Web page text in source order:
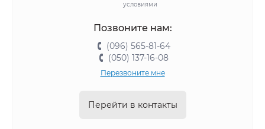
условиями
Позвоните нам:
(096) 565-81-64
(050) 137-16-08
Перезвоните мне
Перейти в контакты